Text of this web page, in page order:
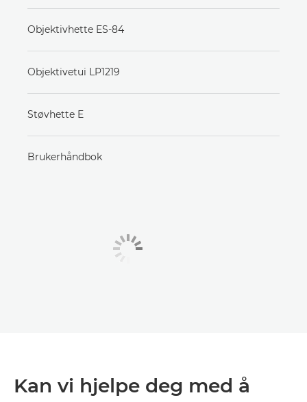
Objektivhette ES-84
Objektivetui LP1219
Støvhette E
Brukerhåndbok
Kan vi hjelpe deg med å